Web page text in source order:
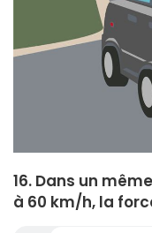
16. Dans un
à 60 km/h, la